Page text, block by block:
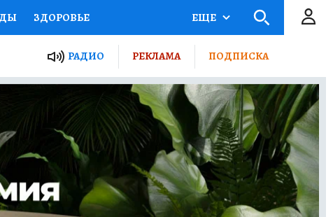
ЗДОРОВЬЕ
РОССИИ
ПУТЕВОДИТЕЛЬ
ЖЕЛЕЗА ТУРИЗМ
ГИД ПОТРЕБИТЕЛЯ ВСЕ О КП
ЕЩЕ
РАДИО РЕКЛАМА ПОДПИСКА